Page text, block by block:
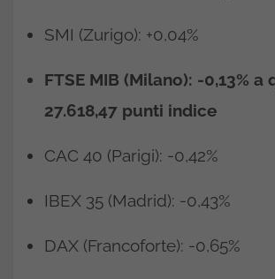
SMI (Zurigo): +0,04%
FTSE MIB (Milano): -0,13% a
27.618,47 punti indice
CAC 40 (Parigi): -0,42%
IBEX 35 (Madrid): -0,43%
DAX (Francoforte): -0,65%